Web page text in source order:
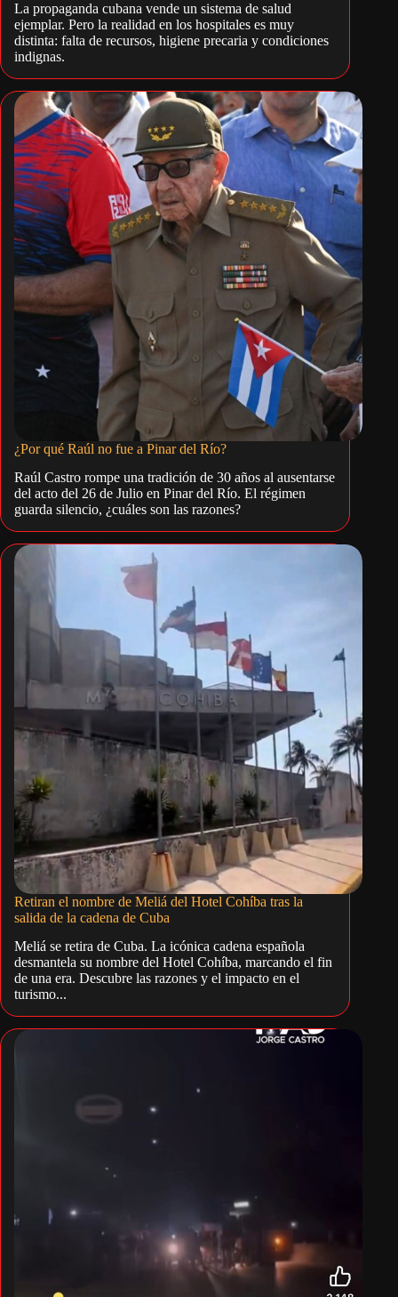
La propaganda cubana vende un sistema de salud
ejemplar. Pero la realidad en los hospitales es muy
distinta: falta de recursos, higiene precaria y condiciones
indignas.
¿Por qué Raúl no fue a Pinar del Río?
Raúl Castro rompe una tradición de 30 años al ausentarse
del acto del 26 de Julio en Pinar del Río. El régimen
guarda silencio, ¿cuáles son las razones?
Retiran el nombre de Meliá del Hotel Cohíba tras la
salida de la cadena de Cuba
Meliá se retira de Cuba. La icónica cadena española
desmantela su nombre del Hotel Cohíba, marcando el fin
de una era. Descubre las razones y el impacto en el
turismo...